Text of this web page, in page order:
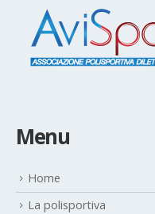
Menu
Home
La polisportiva